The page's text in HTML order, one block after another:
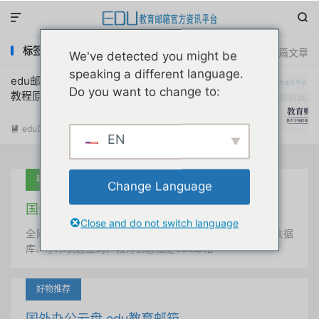


共 1 篇文章
标签：临时edu邮箱获取
edu邮箱免费领取华为商城学生教育优惠券
教程原创首发
 edu国内优惠 阅读(9061)
吐血推荐
国外学术美国 edu教育邮箱
全网唯一首发、自定义用户名、终身使用、学术文献数据
库、学术状态查询、教育优惠指定edu邮箱
好物推荐
We've detected you might be
speaking a different language.
Do you want to change to:
EN
Change Language
Close and do not switch language